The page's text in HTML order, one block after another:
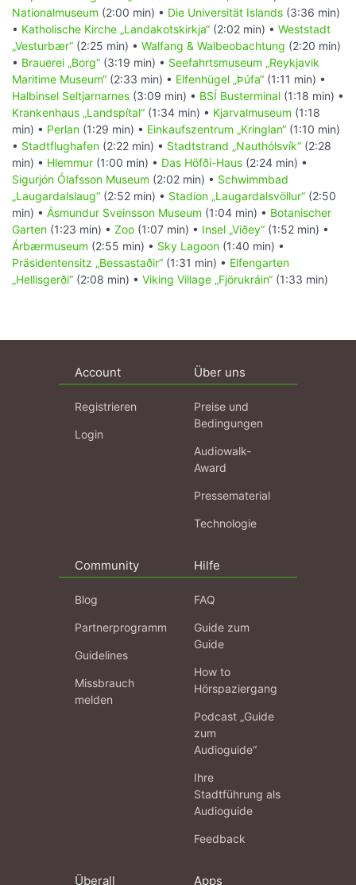
Nationalmuseum (2:00 min) • Die Universität Islands (3:36 min)
• Katholische Kirche „Landakotskirkja“ (2:02 min) • Weststadt
„Vesturbær“ (2:25 min) • Walfang & Walbeobachtung (2:20 min)
• Brauerei „Borg“ (3:19 min) • Seefahrtsmuseum „Reykjavik
Maritime Museum“ (2:33 min) • Elfenhügel „Þúfa“ (1:11 min) •
Halbinsel Seltjarnarnes (3:09 min) • BSÍ Busterminal (1:18 min) •
Krankenhaus „Landspítal“ (1:34 min) • Kjarvalmuseum (1:18
min) • Perlan (1:29 min) • Einkaufszentrum „Kringlan“ (1:10 min)
• Stadtflughafen (2:22 min) • Stadtstrand „Nauthólsvík“ (2:28
min) • Hlemmur (1:00 min) • Das Höfði-Haus (2:24 min) •
Sigurjón Ólafsson Museum (2:02 min) • Schwimmbad
„Laugardalslaug“ (2:52 min) • Stadion „Laugardalsvöllur“ (2:50
min) • Ásmundur Sveinsson Museum (1:04 min) • Botanischer
Garten (1:23 min) • Zoo (1:07 min) • Insel „Viðey“ (1:52 min) •
Árbærmuseum (2:55 min) • Sky Lagoon (1:40 min) •
Präsidentensitz „Bessastaðir“ (1:31 min) • Elfengarten
„Hellisgerði“ (2:08 min) • Viking Village „Fjörukráin“ (1:33 min)
Account
Registrieren
Login
Über uns
Preise und
Bedingungen
Audiowalk-
Award
Pressematerial
Technologie
Community
Blog
Partnerprogramm
Guidelines
Missbrauch
melden
Hilfe
FAQ
Guide zum
Guide
How to
Hörspaziergang
Podcast „Guide
zum
Audioguide“
Ihre
Stadtführung als
Audioguide
Feedback
Überall Apps